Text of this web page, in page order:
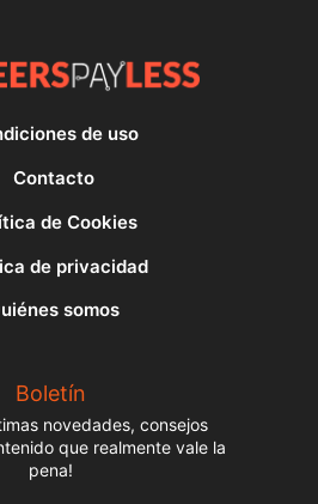
de uso
Contacto
de Cookies
de privacidad
somos
Boletín
novedades, consejos
que realmente vale la
pena!